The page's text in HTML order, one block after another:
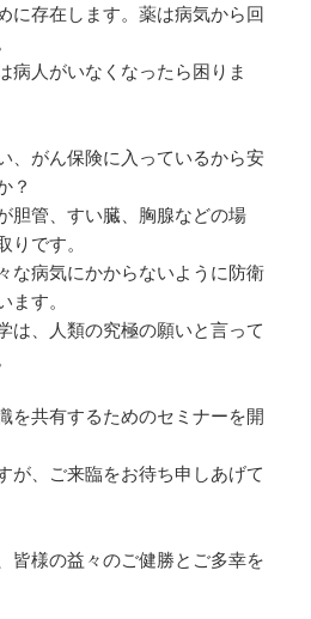
に存在します。薬は病気から回
病人がいなくなったら困りま
、がん保険に入っているから安
？
胆管、すい臓、胸腺などの場
です。
な病気にかからないように防衛
す。
は、人類の究極の願いと言って
を共有するためのセミナーを開
が、ご来臨をお待ち申しあげて
皆様の益々のご健勝とご多幸を